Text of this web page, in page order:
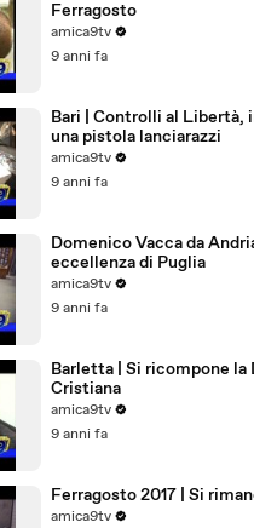
Ferragosto
amica9tv
9 anni fa
Bari | Controlli al Libertà,
una pistola lanciarazzi
amica9tv
9 anni fa
Domenico Vacca da
eccellenza di Puglia
amica9tv
9 anni fa
Barletta | Si ricompone la
Cristiana
amica9tv
9 anni fa
Ferragosto 2017 | Si
amica9tv